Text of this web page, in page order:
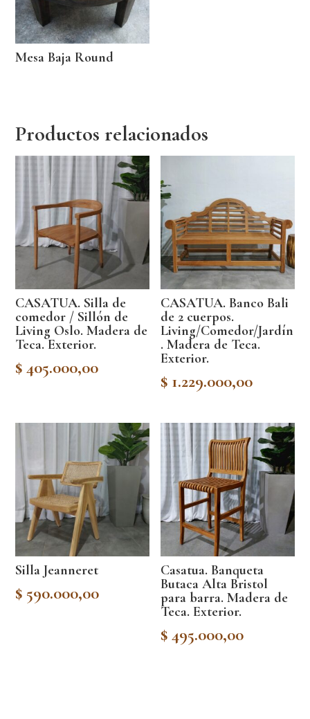
Mesa Baja Round
Productos relacionados
CASATUA. Silla de
comedor / Sillón de
Living Oslo. Madera de
Teca. Exterior.
$ 405.000,00
CASATUA. Banco Bali
de 2 cuerpos.
Living/Comedor/Jardín
. Madera de Teca.
Exterior.
$ 1.229.000,00
Silla Jeanneret
$ 590.000,00
Casatua. Banqueta
Butaca Alta Bristol
para barra. Madera de
Teca. Exterior.
$ 495.000,00